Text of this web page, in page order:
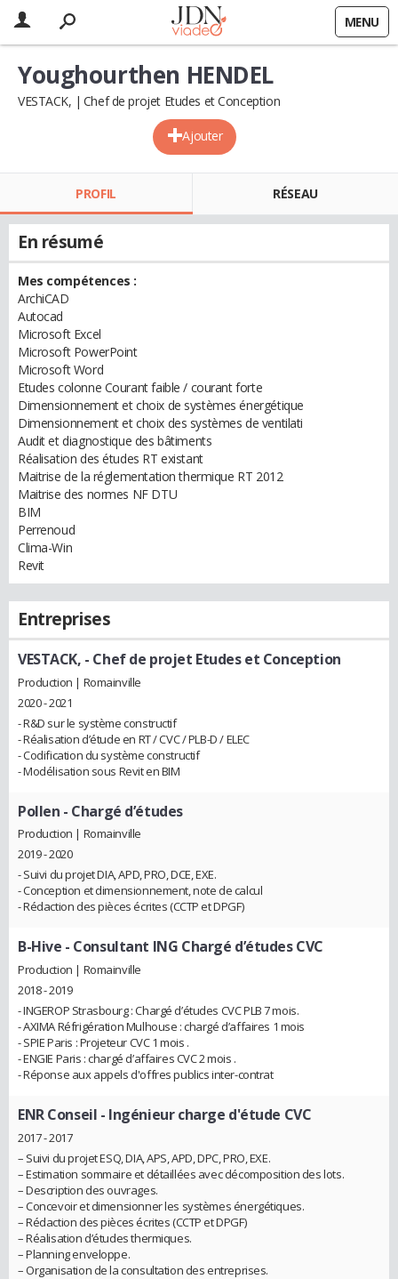
MENU
Ajouter
Youghourthen HENDEL
VESTACK, Chef de projet Etudes et Conception
PROFIL RÉSEAU
En résumé
Mes compétences :
ArchiCAD
Autocad
Microsoft Excel
Microsoft PowerPoint
Microsoft Word
Etudes colonne Courant faible / courant forte
Dimensionnement et choix de systèmes énergétique
Dimensionnement et choix des systèmes de ventilati
Audit et diagnostique des bâtiments
Réalisation des études RT existant
Maitrise de la réglementation thermique RT 2012
Maitrise des normes NF DTU
BIM
Perrenoud
Clima-Win
Revit
Entreprises
VESTACK, - Chef de projet Etudes et Conception
Production | Romainville
2020 - 2021
- R&D sur le système constructif
- Réalisation d’étude en RT / CVC / PLB-D / ELEC
- Codification du système constructif
- Modélisation sous Revit en BIM
Pollen - Chargé d’études
Production | Romainville
2019 - 2020
- Suivi du projet DIA, APD, PRO, DCE, EXE.
- Conception et dimensionnement, note de calcul
- Rédaction des pièces écrites (CCTP et DPGF)
B-Hive - Consultant ING Chargé d’études CVC
Production | Romainville
2018 - 2019
- INGEROP Strasbourg : Chargé d’études CVC PLB 7 mois.
- AXIMA Réfrigération Mulhouse : chargé d’affaires 1 mois
- SPIE Paris : Projeteur CVC 1 mois .
- ENGIE Paris : chargé d’affaires CVC 2 mois .
- Réponse aux appels d'offres publics inter-contrat
ENR Conseil - Ingénieur charge d'étude CVC
2017 - 2017
– Suivi du projet ESQ, DIA, APS, APD, DPC, PRO, EXE.
– Estimation sommaire et détaillées avec décomposition des lots.
– Description des ouvrages.
– Concevoir et dimensionner les systèmes énergétiques.
– Rédaction des pièces écrites (CCTP et DPGF)
– Réalisation d’études thermiques.
– Planning enveloppe.
– Organisation de la consultation des entreprises.